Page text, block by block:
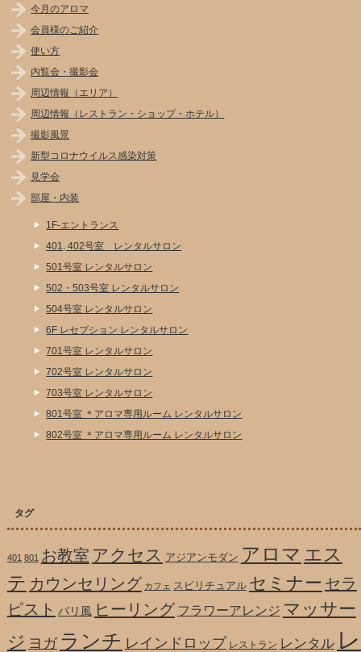
今月のアロマ
会員様のご紹介
使い方
内覧会・撮影会
周辺情報（エリア）
周辺情報（レストラン・ショップ・ホテル）
撮影風景
新型コロナウイルス感染対策
見学会
部屋・内装
1F-エントランス
401, 402号室 レンタルサロン
501号室 レンタルサロン
502・503号室 レンタルサロン
504号室 レンタルサロン
6F レセプション レンタルサロン
701号室 レンタルサロン
702号室 レンタルサロン
703号室 レンタルサロン
801号室 ＊アロマ専用ルーム レンタルサロン
802号室 ＊アロマ専用ルーム レンタルサロン
タグ
401 801 お教室 アクセス アジアンモダン アロマ エス
テ カウンセリング カフェ スピリチュアル セミナー セラ
ピスト バリ風 ヒーリング フラワーアレンジ マッサー
ジ ヨガ ランチ レインドロップ レストラン レンタル レ